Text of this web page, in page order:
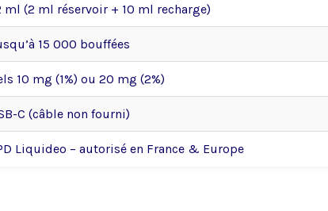
ml (2 ml réservoir + 10 ml recharge)
15 000 bouffées
10 mg (1%) ou 20 mg (2%)
C (câble non fourni)
Liquideo – autorisé en France & Europe